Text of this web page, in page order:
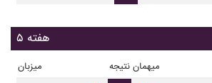
هفته ۵
میزبان نتیجه میهمان